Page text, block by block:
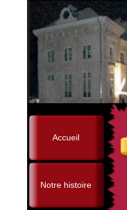
Accueil
Notre histoire